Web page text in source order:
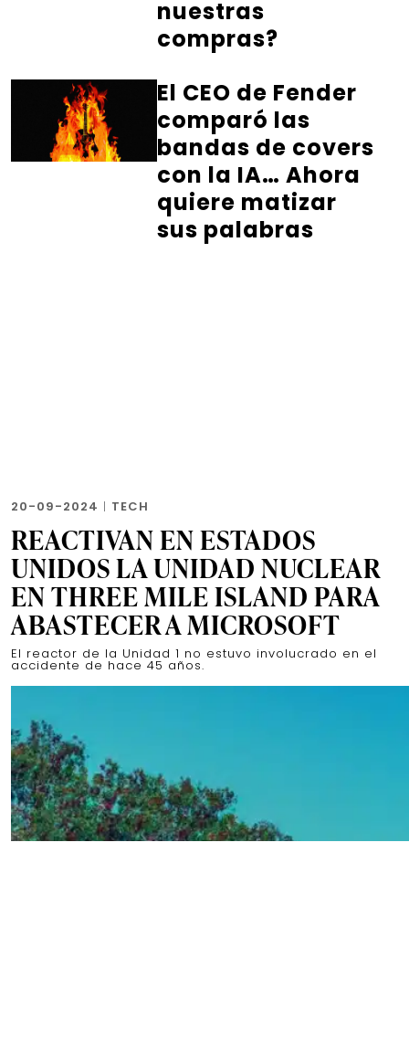
nuestras
compras?
El CEO de Fender
comparó las
bandas de covers
con la IA… Ahora
quiere matizar
sus palabras
20-09-2024 | TECH
REACTIVAN EN ESTADOS
UNIDOS LA UNIDAD NUCLEAR
EN THREE MILE ISLAND PARA
ABASTECER A MICROSOFT
El reactor de la Unidad 1 no estuvo involucrado en el
accidente de hace 45 años.